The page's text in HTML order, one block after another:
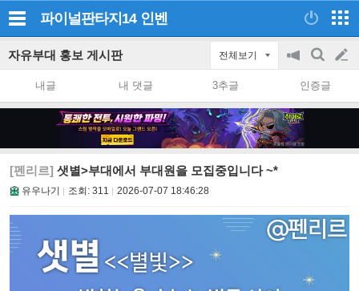
파이널판타지14 인벤
자유부대 홍보 게시판 전체보기
공
on/off
검
색
글
쓰
내글 내 댓글 3추글 인증글
[펜리르] 샛별>부대에서 부대원을 모집중입니다 ~*
유우나기 조회: 311 2026-07-07 18:46:28